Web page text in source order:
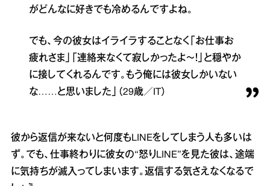
がどんなに好きでも冷めるんですよね。
でも、今の彼女はイライラすることなく「お仕事お
疲れさま」「連絡来なくて寂しかったよ～！」と穏やか
に接してくれるんです。もう俺には彼女しかいない
な……と思いました」（29歳／IT）
彼から返信が来ないと何度もLINEをしてしまう人も多いは
ず。でも、仕事終わりに彼女の“怒りLINE”を見た彼は、途端
に気持ちが滅入ってしまいます。返信する気さえなくなるで